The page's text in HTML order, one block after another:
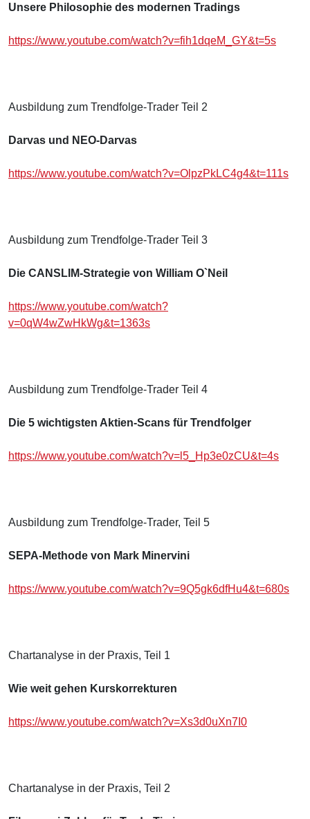
Unsere Philosophie des modernen Tradings
https://www.youtube.com/watch?v=fih1dqeM_GY&t=5s
Ausbildung zum Trendfolge-Trader Teil 2
Darvas und NEO-Darvas
https://www.youtube.com/watch?v=OlpzPkLC4g4&t=111s
Ausbildung zum Trendfolge-Trader Teil 3
Die CANSLIM-Strategie von William O`Neil
https://www.youtube.com/watch?
v=0qW4wZwHkWg&t=1363s
Ausbildung zum Trendfolge-Trader Teil 4
Die 5 wichtigsten Aktien-Scans für Trendfolger
https://www.youtube.com/watch?v=l5_Hp3e0zCU&t=4s
Ausbildung zum Trendfolge-Trader, Teil 5
SEPA-Methode von Mark Minervini
https://www.youtube.com/watch?v=9Q5gk6dfHu4&t=680s
Chartanalyse in der Praxis, Teil 1
Wie weit gehen Kurskorrekturen
https://www.youtube.com/watch?v=Xs3d0uXn7I0
Chartanalyse in der Praxis, Teil 2